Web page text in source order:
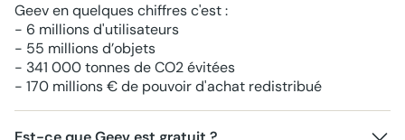
Geev en quelques chiffres c'est :
- 6 millions d'utilisateurs
- 55 millions d’objets
- 341 000 tonnes de CO2 évitées
- 170 millions € de pouvoir d'achat redistribué